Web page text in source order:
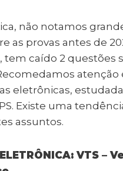
não notamos
as provas antes de
tem caído 2 questões
atenção
eletrônicas,
Existe uma
assuntos.
VTS –